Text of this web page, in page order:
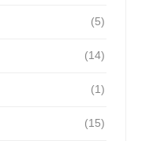
(5)
(14)
(1)
(15)